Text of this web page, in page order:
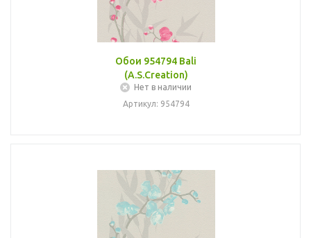
Обои 954794 Bali
(A.S.Creation)
Нет в наличии
Артикул: 954794